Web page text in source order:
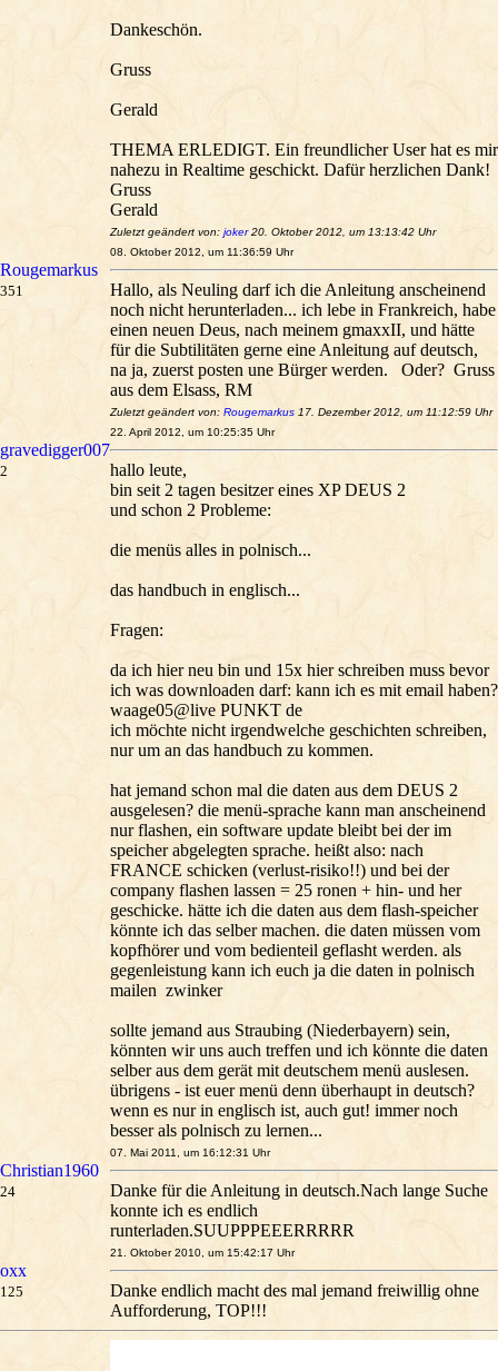
Dankeschön.
Gruss
Gerald
THEMA ERLEDIGT. Ein freundlicher User hat es mir
nahezu in Realtime geschickt. Dafür herzlichen Dank!
Gruss
Gerald
Zuletzt geändert von: joker20. Oktober 2012, um 13:13:42 Uhr
Rougemarkus
351
08. Oktober 2012, um 11:36:59 Uhr
Hallo, als Neuling darf ich die Anleitung anscheinend
noch nicht herunterladen... ich lebe in Frankreich, habe
einen neuen Deus, nach meinem gmaxxII, und hätte
für die Subtilitäten gerne eine Anleitung auf deutsch,
na ja, zuerst posten une Bürger werden. Oder? Gruss
aus dem Elsass, RM
Zuletzt geändert von: Rougemarkus 17. Dezember 2012, um 11:12:59 Uhr
gravedigger007
2
22. April 2012, um 10:25:35 Uhr
hallo leute,
bin seit 2 tagen besitzer eines XP DEUS 2
und schon 2 Probleme:
die menüs alles in polnisch...
das handbuch in englisch...
Fragen:
da ich hier neu bin und 15x hier schreiben muss bevor
ich was downloaden darf: kann ich es mit email haben?
waage05@live PUNKT de
ich möchte nicht irgendwelche geschichten schreiben,
nur um an das handbuch zu kommen.
hat jemand schon mal die daten aus dem DEUS 2
ausgelesen? die menü-sprache kann man anscheinend
nur flashen, ein software update bleibt bei der im
speicher abgelegten sprache. heißt also: nach
FRANCE schicken (verlust-risiko!!) und bei der
company flashen lassen = 25 ronen + hin- und her
geschicke. hätte ich die daten aus dem flash-speicher
könnte ich das selber machen. die daten müssen vom
kopfhörer und vom bedienteil geflasht werden. als
gegenleistung kann ich euch ja die daten in polnisch
mailen zwinker
sollte jemand aus Straubing (Niederbayern) sein,
könnten wir uns auch treffen und ich könnte die daten
selber aus dem gerät mit deutschem menü auslesen.
übrigens - ist euer menü denn überhaupt in deutsch?
wenn es nur in englisch ist, auch gut! immer noch
besser als polnisch zu lernen...
Christian1960
24
07. Mai 2011, um 16:12:31 Uhr
Danke für die Anleitung in deutsch.Nach lange Suche
konnte ich es endlich
runterladen.SUUPPPEEERRRRR
oxx
125
21. Oktober 2010, um 15:42:17 Uhr
Danke endlich macht des mal jemand freiwillig ohne
Aufforderung, TOP!!!